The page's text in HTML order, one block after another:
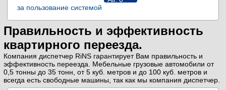
за пользование системой
Правильность и эффективность
квартирного переезда.
Компания диспетчер RiNS гарантирует Вам правильность и
эффективность переезда. Мебельные грузовые автомобили от
0,5 тонны до 35 тонн, от 5 куб. метров и до 100 куб. метров и
всегда есть свободные машины, так как мы компания диспетчер.